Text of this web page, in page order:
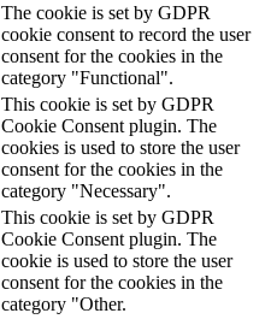
The cookie is set by GDPR
cookie consent to record the user
consent for the cookies in the
category "Functional".
This cookie is set by GDPR
Cookie Consent plugin. The
cookies is used to store the user
consent for the cookies in the
category "Necessary".
This cookie is set by GDPR
Cookie Consent plugin. The
cookie is used to store the user
consent for the cookies in the
category "Other.